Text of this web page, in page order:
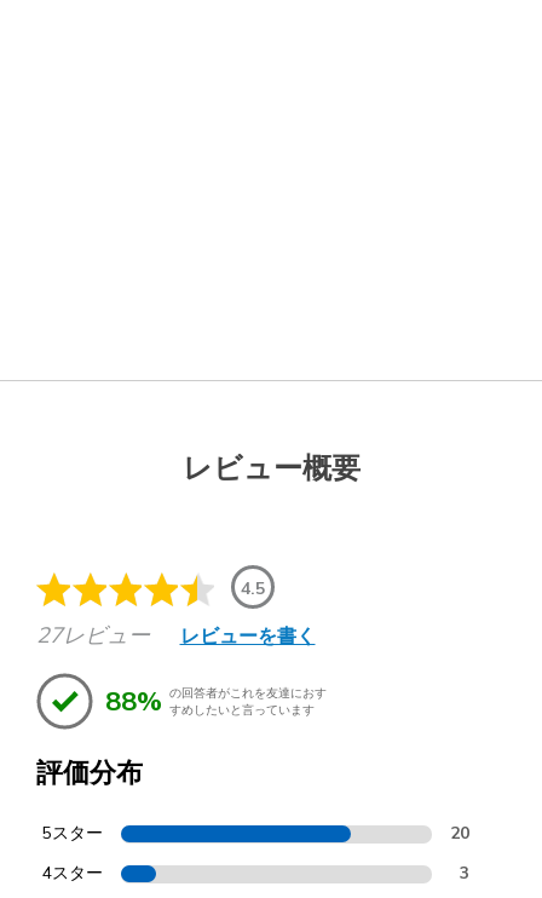
レビュー概要
4.5
27レビュー レビューを書く
88% の回答者がこれを友達におす
すめしたいと言っています
評価分布
5スター 20
4スター 3